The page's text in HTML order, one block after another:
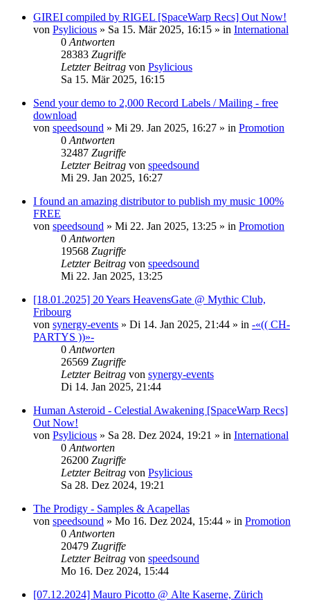
GIREI compiled by RIGEL [SpaceWarp Recs] Out Now!
von Psylicious » Sa 15. Mär 2025, 16:15 » in International
0 Antworten
28383 Zugriffe
Letzter Beitrag von Psylicious
Sa 15. Mär 2025, 16:15
Send your demo to 2,000 Record Labels / Mailing - free
download
von speedsound » Mi 29. Jan 2025, 16:27 » in Promotion
0 Antworten
32487 Zugriffe
Letzter Beitrag von speedsound
Mi 29. Jan 2025, 16:27
I found an amazing distributor to publish my music 100%
FREE
von speedsound » Mi 22. Jan 2025, 13:25 » in Promotion
0 Antworten
19568 Zugriffe
Letzter Beitrag von speedsound
Mi 22. Jan 2025, 13:25
[18.01.2025] 20 Years HeavensGate @ Mythic Club,
Fribourg
von synergy-events » Di 14. Jan 2025, 21:44 » in -«(( CH-
PARTYS ))»-
0 Antworten
26569 Zugriffe
Letzter Beitrag von synergy-events
Di 14. Jan 2025, 21:44
Human Asteroid - Celestial Awakening [SpaceWarp Recs]
Out Now!
von Psylicious » Sa 28. Dez 2024, 19:21 » in International
0 Antworten
26200 Zugriffe
Letzter Beitrag von Psylicious
Sa 28. Dez 2024, 19:21
The Prodigy - Samples & Acapellas
von speedsound » Mo 16. Dez 2024, 15:44 » in Promotion
0 Antworten
20479 Zugriffe
Letzter Beitrag von speedsound
Mo 16. Dez 2024, 15:44
[07.12.2024] Mauro Picotto @ Alte Kaserne, Zürich